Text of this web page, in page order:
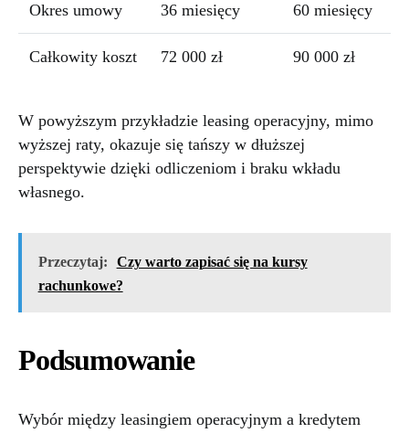
Okres umowy 36 miesięcy 60 miesięcy
Całkowity koszt 72 000 zł 90 000 zł
W powyższym przykładzie leasing operacyjny, mimo
wyższej raty, okazuje się tańszy w dłuższej
perspektywie dzięki odliczeniom i braku wkładu
własnego.
Przeczytaj:
Czy warto zapisać się na kursy
rachunkowe?
Podsumowanie
Wybór między leasingiem operacyjnym a kredytem